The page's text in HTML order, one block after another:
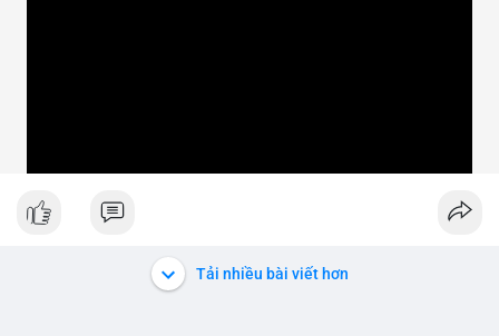
Tải nhiều bài viết hơn